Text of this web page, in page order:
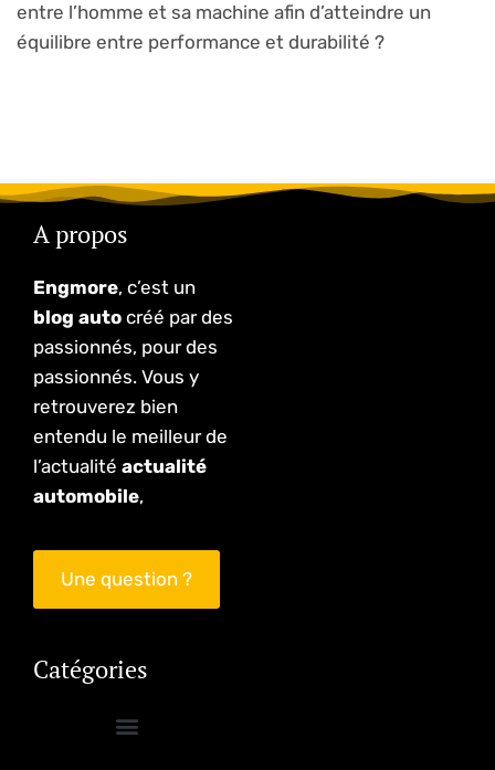
entre l’homme et sa machine afin d’atteindre un
équilibre entre performance et durabilité ?
A propos
Engmore, c’est un
blog auto créé par des
passionnés, pour des
passionnés. Vous y
retrouverez bien
entendu le meilleur de
l’actualité actualité
automobile,
Une question ?
Catégories